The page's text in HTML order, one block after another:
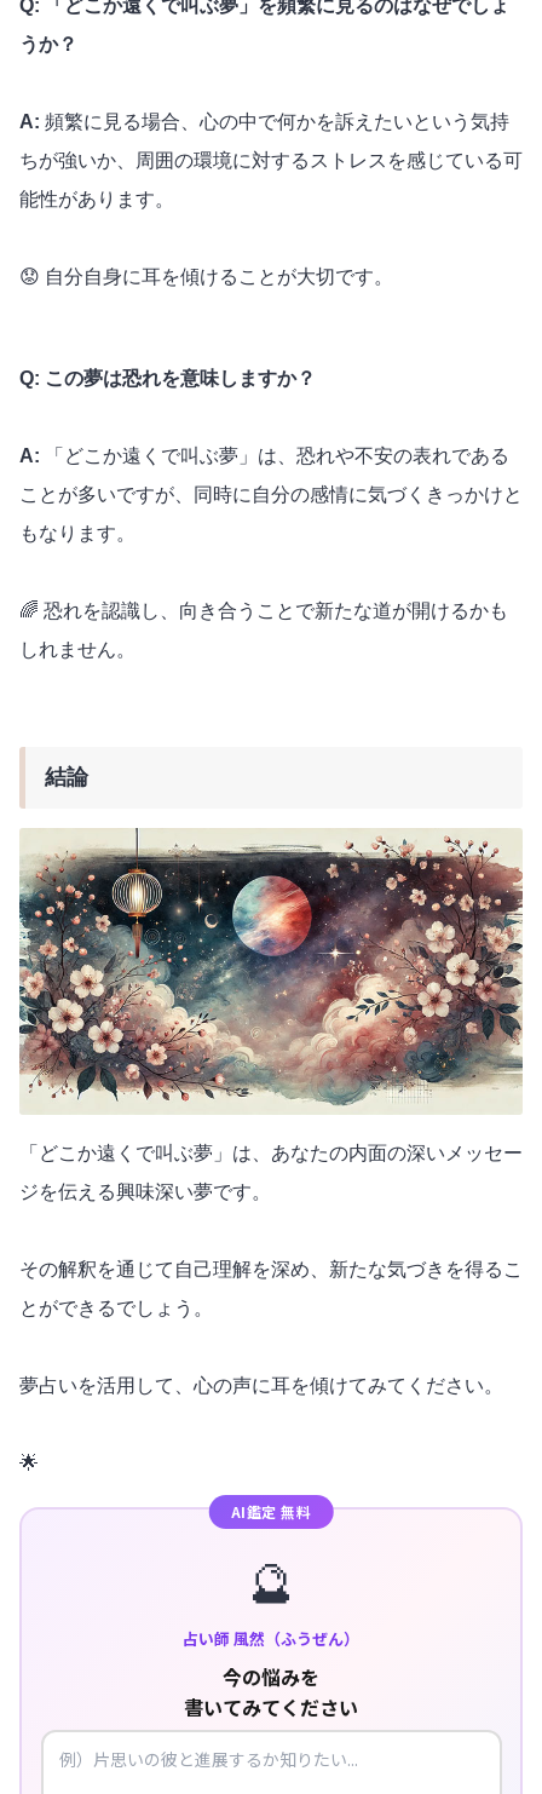
Q: 「どこか遠くで叫ぶ夢」を頻繁に見るのはなぜでしょ
うか？
A: 頻繁に見る場合、心の中で何かを訴えたいという気持
ちが強いか、周囲の環境に対するストレスを感じている可
能性があります。
😟 自分自身に耳を傾けることが大切です。
Q: この夢は恐れを意味しますか？
A:
「どこか遠くで叫ぶ夢」は、恐れや不安の表れである
ことが多いですが、同時に自分の感情に気づくきっかけと
もなります。
🌈 恐れを認識し、向き合うことで新たな道が開けるかも
しれません。
結論
「どこか遠くで叫ぶ夢」は、あなたの内面の深いメッセー
ジを伝える興味深い夢です。
その解釈を通じて自己理解を深め、新たな気づきを得るこ
とができるでしょう。
夢占いを活用して、心の声に耳を傾けてみてください。
🌟
AI鑑定 無料
🔮
占い師 風然（ふうぜん）
今の悩みを
書いてみてください